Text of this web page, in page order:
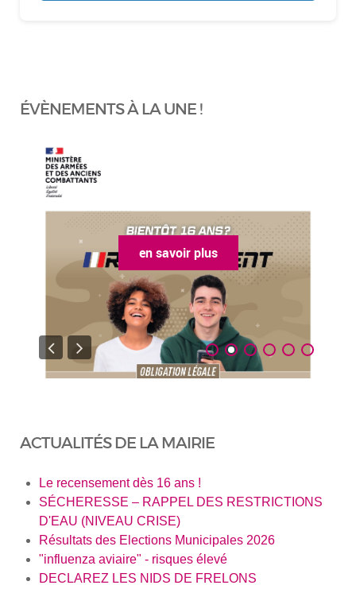
ÉVÈNEMENTS À LA UNE !
en savoir plus
ACTUALITÉS DE LA MAIRIE
Le recensement dès 16 ans !
SÉCHERESSE – RAPPEL DES RESTRICTIONS
D'EAU (NIVEAU CRISE)
Résultats des Elections Municipales 2026
"influenza aviaire" - risques élevé
DECLAREZ LES NIDS DE FRELONS